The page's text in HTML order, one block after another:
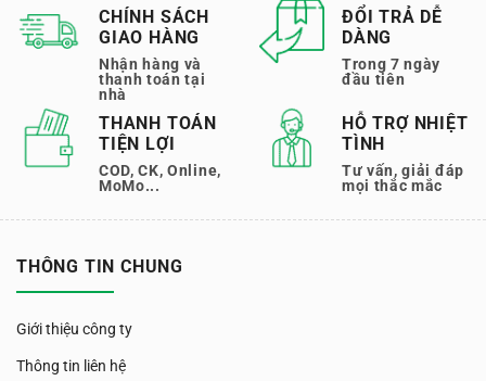
CHÍNH SÁCH
GIAO HÀNG
Nhận hàng và
thanh toán tại
nhà
ĐỔI TRẢ DỄ
DÀNG
Trong 7 ngày
đầu tiên
THANH TOÁN
TIỆN LỢI
COD, CK, Online,
MoMo...
HỖ TRỢ NHIỆT
TÌNH
Tư vấn, giải đáp
mọi thắc mắc
THÔNG TIN CHUNG
Giới thiệu công ty
Thông tin liên hệ